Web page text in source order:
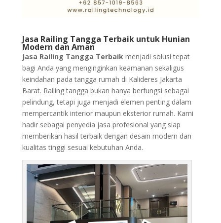
Jasa Railing Tangga Terbaik untuk Hunian
Modern dan Aman
Jasa Railing Tangga Terbaikmenjadi solusi tepat
bagi Anda yang menginginkan keamanan sekaligus
keindahan pada tangga rumah di Kalideres Jakarta
Barat. Railing tangga bukan hanya berfungsi sebagai
pelindung, tetapi juga menjadi elemen penting dalam
mempercantik interior maupun eksterior rumah. Kami
hadir sebagai penyedia jasa profesional yang siap
memberikan hasil terbaik dengan desain modern dan
kualitas tinggi sesuai kebutuhan Anda.